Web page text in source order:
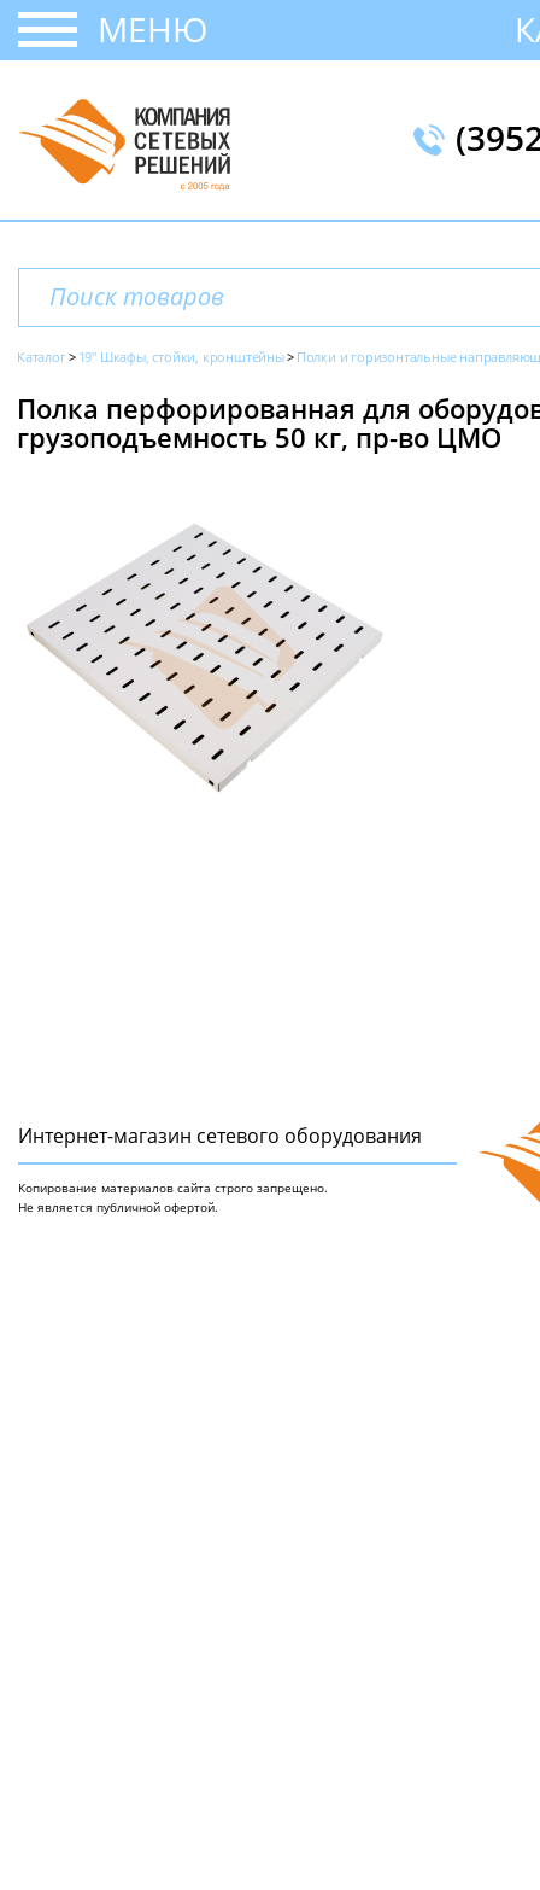
МЕНЮ
Каталог 19" Шкафы, стойки, кронштейны Полки и горизонтальные
Полка перфорированная для
грузоподъемность 50 кг, пр-во ЦМО
Интернет-магазин сетeвого оборудования
Копирование материалов сайта строго запрещено.
Не является публичной офертой.